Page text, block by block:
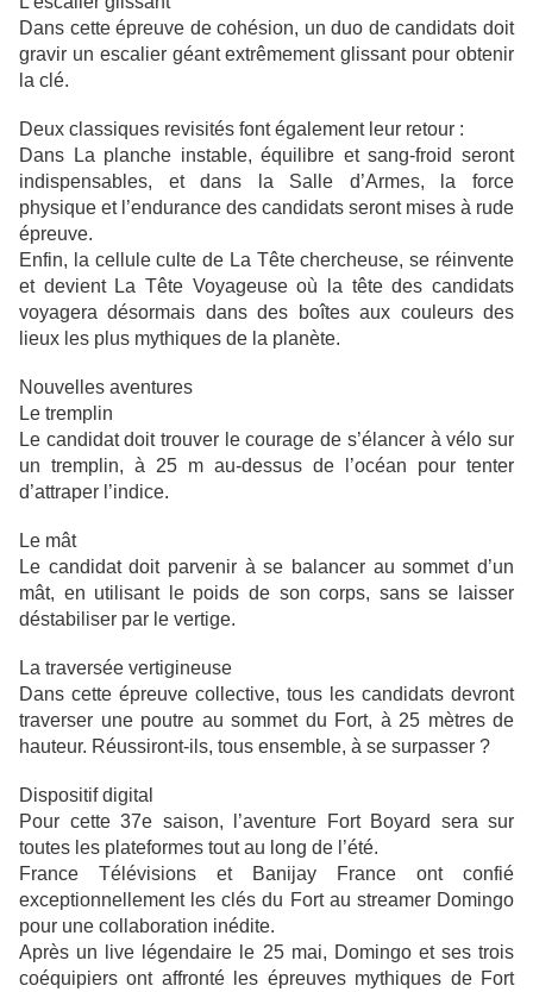
Dans cette épreuve de cohésion, un duo de candidats doit
gravir un escalier géant extrêmement glissant pour obtenir
la clé.
Deux classiques revisités font également leur retour :
Dans La planche instable, équilibre et sang-froid seront
indispensables, et dans la Salle d’Armes, la force
physique et l’endurance des candidats seront mises à rude
épreuve.
Enfin, la cellule culte de La Tête chercheuse, se réinvente
et devient La Tête Voyageuse où la tête des candidats
voyagera désormais dans des boîtes aux couleurs des
lieux les plus mythiques de la planète.
Nouvelles aventures
Le tremplin
Le candidat doit trouver le courage de s’élancer à vélo sur
un tremplin, à 25 m au-dessus de l’océan pour tenter
d’attraper l’indice.
Le mât
Le candidat doit parvenir à se balancer au sommet d’un
mât, en utilisant le poids de son corps, sans se laisser
déstabiliser par le vertige.
La traversée vertigineuse
Dans cette épreuve collective, tous les candidats devront
traverser une poutre au sommet du Fort, à 25 mètres de
hauteur. Réussiront-ils, tous ensemble, à se surpasser ?
Dispositif digital
Pour cette 37e saison, l’aventure Fort Boyard sera sur
toutes les plateformes tout au long de l’été.
France Télévisions et Banijay France ont confié
exceptionnellement les clés du Fort au streamer Domingo
pour une collaboration inédite.
Après un live légendaire le 25 mai, Domingo et ses trois
coéquipiers ont affronté les épreuves mythiques de Fort